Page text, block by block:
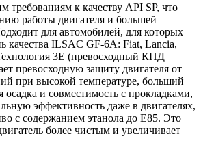
требованиям к качеству API SP, что
работы двигателя и большей
для автомобилей, для которых
качества ILSAC GF-6A: Fiat, Lancia,
3E (превосходный КПД
превосходную защиту двигателя от
при высокой температуре, больший
осадка и совместимость с прокладками,
эффективность даже в двигателях,
с содержанием этанола до E85. Это
более чистым и увеличивает